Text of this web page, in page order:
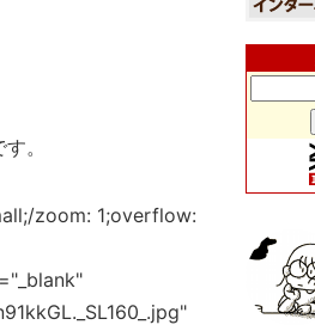
。
zoom: 1;overflow: